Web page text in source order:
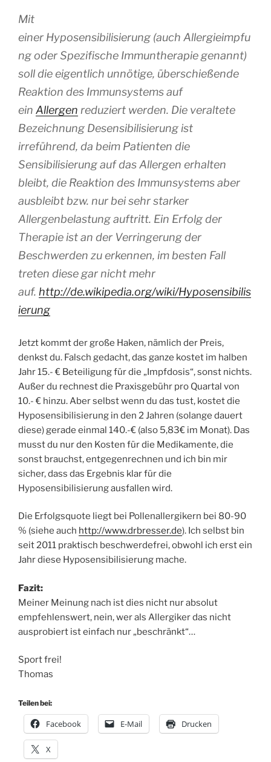
Mit
einer Hyposensibilisierung (auch Allergieimpfu
ngoderSpezifische Immuntherapie genannt)
soll die eigentlich unnötige, überschießende
Reaktion des Immunsystems auf
ein Allergen reduziert werden. Die veraltete
Bezeichnung Desensibilisierung ist
irreführend, da beim Patienten die
Sensibilisierung auf das Allergen erhalten
bleibt, die Reaktion des Immunsystems aber
ausbleibt bzw. nur bei sehr starker
Allergenbelastung auftritt. Ein Erfolg der
Therapie ist an der Verringerung der
Beschwerden zu erkennen, im besten Fall
treten diese gar nicht mehr
auf. http://de.wikipedia.org/wiki/Hyposensibilis
ierung
Jetzt kommt der große Haken, nämlich der Preis,
denkst du. Falsch gedacht, das ganze kostet im halben
Jahr 15.- € Beteiligung für die „Impfdosis“, sonst nichts.
Außer du rechnest die Praxisgebühr pro Quartal von
10.- € hinzu. Aber selbst wenn du das tust, kostet die
Hyposensibilisierung in den 2 Jahren (solange dauert
diese) gerade einmal 140.-€ (also 5,83€ im Monat). Das
musst du nur den Kosten für die Medikamente, die
sonst brauchst, entgegenrechnen und ich bin mir
sicher, dass das Ergebnis klar für die
Hyposensibilisierung ausfallen wird.
Die Erfolgsquote liegt bei Pollenallergikern bei 80-90
% (siehe auch http://www.drbresser.de). Ich selbst bin
seit 2011 praktisch beschwerdefrei, obwohl ich erst ein
Jahr diese Hyposensibilisierung mache.
Fazit:
Meiner Meinung nach ist dies nicht nur absolut
empfehlenswert, nein, wer als Allergiker das nicht
ausprobiert ist einfach nur „beschränkt“…
Sport frei!
Thomas
Teilen bei:
Facebook E-Mail Drucken
X